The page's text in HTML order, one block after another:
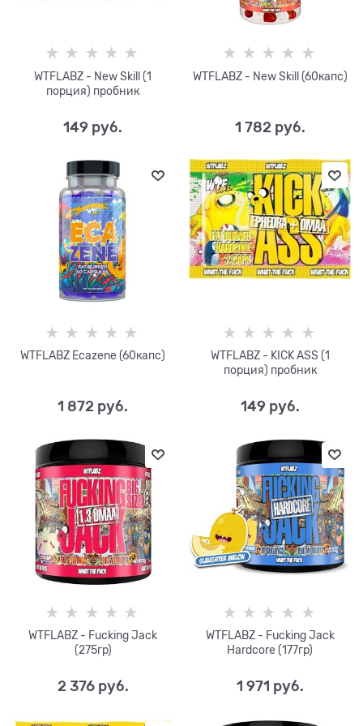
WTFLABZ - New Skill (1
порция) пробник
149 руб.
WTFLABZ - New Skill (60капс)
1 782 руб.
WTFLABZ Ecazene (60капс)
1 872 руб.
WTFLABZ - KICK ASS (1
порция) пробник
149 руб.
WTFLABZ - Fucking Jack
(275гр)
2 376 руб.
WTFLABZ - Fucking Jack
Hardcore (177гр)
1 971 руб.